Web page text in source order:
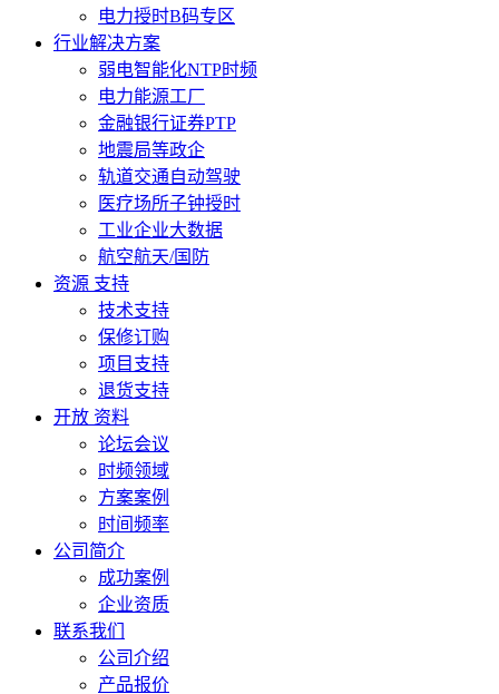
电力授时B码专区
行业解决方案
弱电智能化NTP时频
电力能源工厂
金融银行证券PTP
地震局等政企
轨道交通自动驾驶
医疗场所子钟授时
工业企业大数据
航空航天/国防
资源 支持
技术支持
保修订购
项目支持
退货支持
开放 资料
论坛会议
时频领域
方案案例
时间频率
公司简介
成功案例
企业资质
联系我们
公司介绍
产品报价